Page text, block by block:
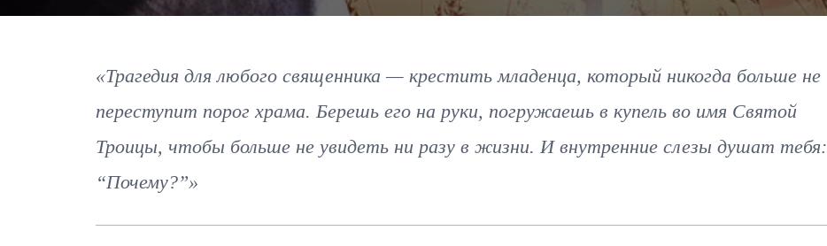
«Трагедия для любого священника — крестить младенца, который никогда больше не
переступит порог храма. Берешь его на руки, погружаешь в купель во имя Святой
Троицы, чтобы больше не увидеть ни разу в жизни. И внутренние слезы душат тебя:
“Почему?”»